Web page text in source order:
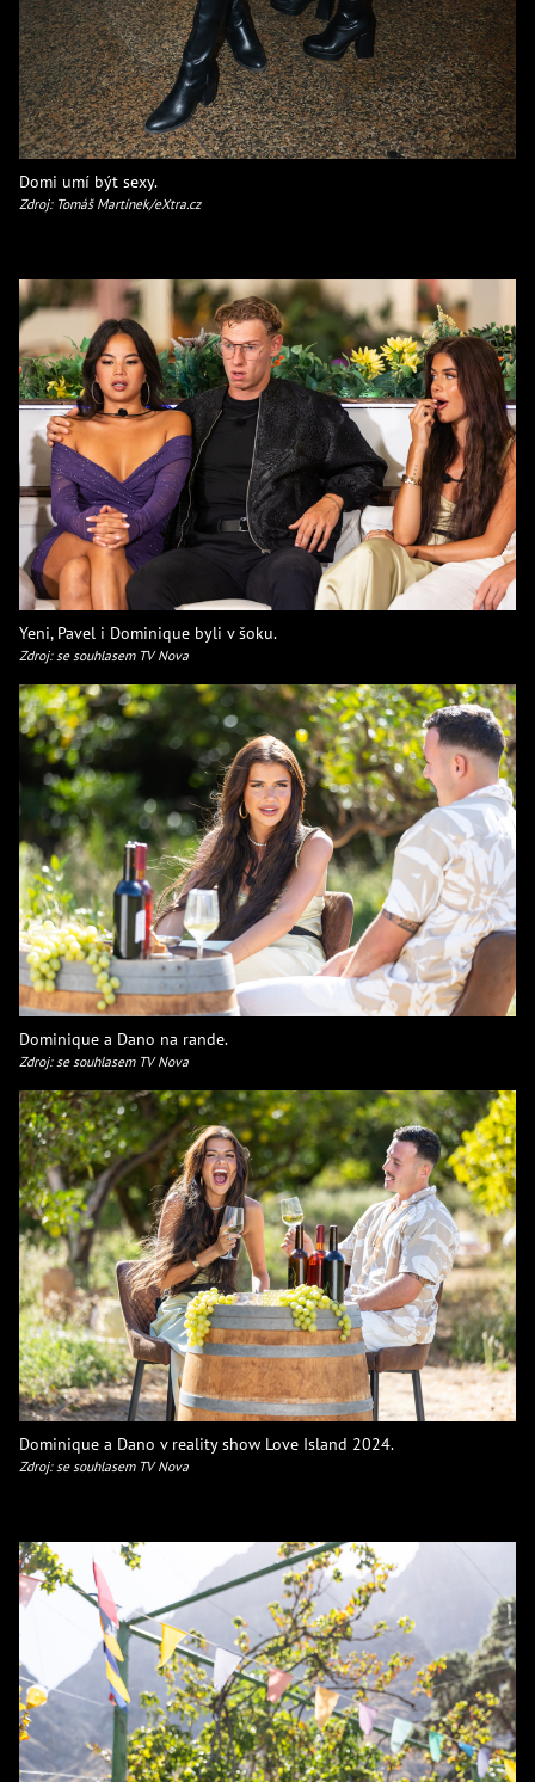
Domi umí být sexy.
Zdroj: Tomáš Martínek/eXtra.cz
Yeni, Pavel i Dominique byli v šoku.
Zdroj: se souhlasem TV Nova
Dominique a Dano na rande.
Zdroj: se souhlasem TV Nova
Dominique a Dano v reality show Love Island 2024.
Zdroj: se souhlasem TV Nova